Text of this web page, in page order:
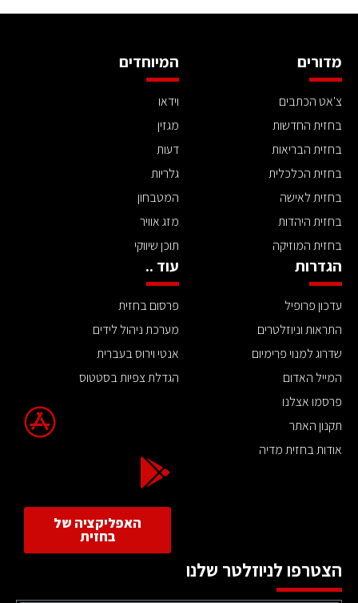
מדורים
צ'אט הכתבים
בחזית החדשות
בחזית הבריאות
בחזית הכלכלית
בחזית לאישה
בחזית היהדות
בחזית המוזיקה
המיוחדים
וידאו
מגזין
דעות
גלריות
המטבחון
מזג אוויר
תוכן שיווקי
הגדרות
עדכון פרופיל
התראות וניוזלטרים
שדרוג למנוי פרימיום
המייל האדום
פרסמו אצלנו
תקנון האתר
אודות בחזית מדיה
עוד ..
פרסום בחזית
מערכת ניהול לידים
אנטי וירוס בעברית
הגדלת צפיות בסטטוס
האפליקציה של
בחזית
הצטרפו לניוזלטר שלנו